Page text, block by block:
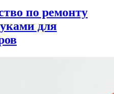
по ремонту
для